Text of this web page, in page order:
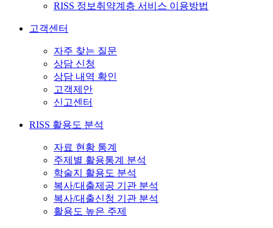
RISS 정보취약계층 서비스 이용방법
고객센터
자주 찾는 질문
상담 신청
상담 내역 확인
고객제안
신고센터
RISS 활용도 분석
자료 현황 통계
주제별 활용통계 분석
학술지 활용도 분석
복사/대출제공 기관 분석
복사/대출신청 기관 분석
활용도 높은 주제